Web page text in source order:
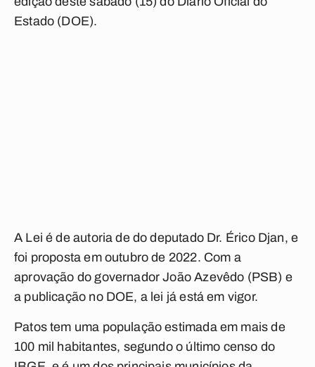
Estado (DOE).
A Lei é de autoria de do deputado Dr. Érico Djan, e
foi proposta em outubro de 2022. Com a
aprovação do governador João Azevêdo (PSB) e
a publicação no DOE, a lei já está em vigor.
Patos tem uma população estimada em mais de
100 mil habitantes, segundo o último censo do